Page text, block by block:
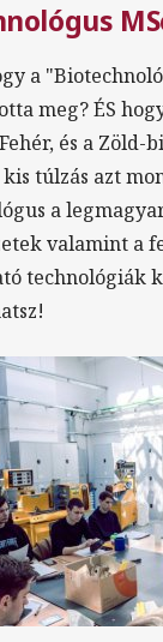
Kémia Fizika
a
meg? ÉS
és a
túlzás azt
a
valamint a
technológiák